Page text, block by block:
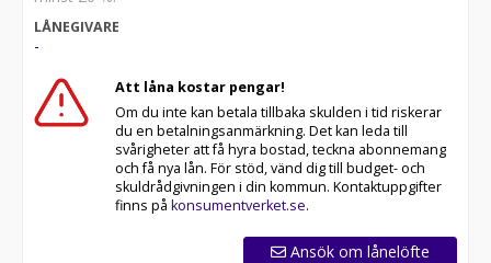
LÅNEGIVARE
-
Att låna kostar pengar!
Om du inte kan betala tillbaka skulden i tid riskerar
du en betalningsanmärkning. Det kan leda till
svårigheter att få hyra bostad, teckna abonnemang
och få nya lån. För stöd, vänd dig till budget- och
skuldrådgivningen i din kommun. Kontaktuppgifter
finns på konsumentverket.se.
Ansök om lånelöfte